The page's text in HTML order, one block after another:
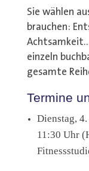
Sie wählen
brauchen:
einzeln
gesamte
Termine
Dienstag,
11:30 Uhr